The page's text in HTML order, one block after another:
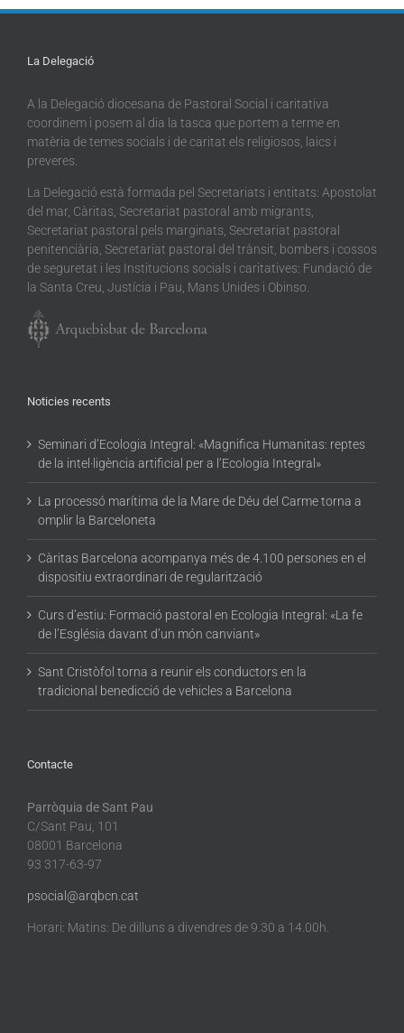
La Delegació
A la Delegació diocesana de Pastoral Social i caritativa
coordinem i posem al dia la tasca que portem a terme en
matèria de temes socials i de caritat els religiosos, laics i
preveres.
La Delegació està formada pel Secretariats i entitats: Apostolat
del mar, Càritas, Secretariat pastoral amb migrants,
Secretariat pastoral pels marginats, Secretariat pastoral
penitenciària, Secretariat pastoral del trànsit, bombers i cossos
de seguretat i les Institucions socials i caritatives: Fundació de
la Santa Creu, Justícia i Pau, Mans Unides i Obinso.
Noticies recents
Seminari d’Ecologia Integral: «Magnifica Humanitas: reptes
de la intel·ligència artificial per a l’Ecologia Integral»
La processó marítima de la Mare de Déu del Carme torna a
omplir la Barceloneta
Càritas Barcelona acompanya més de 4.100 persones en el
dispositiu extraordinari de regularització
Curs d’estiu: Formació pastoral en Ecologia Integral: «La fe
de l’Església davant d’un món canviant»
Sant Cristòfol torna a reunir els conductors en la
tradicional benedicció de vehicles a Barcelona
Contacte
Parròquia de Sant Pau
C/Sant Pau, 101
08001 Barcelona
93 317-63-97
psocial@arqbcn.cat
Horari: Matins: De dilluns a divendres de 9.30 a 14.00h.